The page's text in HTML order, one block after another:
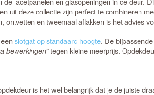
uit deze collectie zijn perfect te combineren
en tweemaal aflakken is het advies
slotgat op standaard hoogte. De
bewerkingen"tegen kleine meerprijs.
is het wel belangrijk dat je de juiste